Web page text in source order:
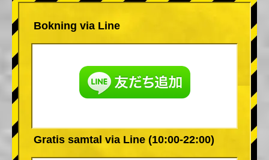
Bokning via Line
Gratis samtal via Line (10:00-22:00)